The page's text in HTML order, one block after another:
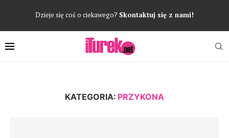
Dzieje się coś o ciekawego? Skontaktuj się z nami!
KATEGORIA: PRZYKONA